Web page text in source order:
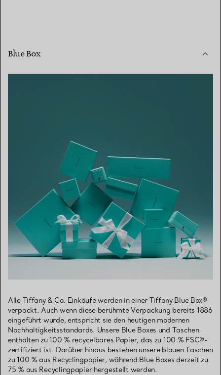
Blue Box
Alle Tiffany & Co. Einkäufe werden in einer Tiffany Blue Box®
verpackt. Auch wenn diese berühmte Verpackung bereits 1886
eingeführt wurde, entspricht sie den heutigen modernen
Nachhaltigkeitsstandards. Unsere Blue Boxes und Taschen
enthalten zu 100 % recycelbares Papier, das zu 100 % FSC®-
zertifiziert ist. Darüber hinaus bestehen unsere blauen Taschen
zu 100 % aus Recyclingpapier, während Blue Boxes derzeit zu
75 % aus Recyclingpapier hergestellt werden.